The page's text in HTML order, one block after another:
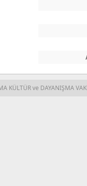
KÜLTÜR ve DAYANIŞMA